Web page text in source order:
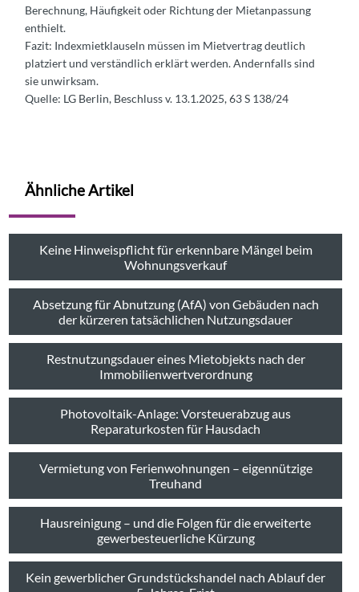
Berechnung, Häufigkeit oder Richtung der Mietanpassung
enthielt.
Fazit: Indexmietklauseln müssen im Mietvertrag deutlich
platziert und verständlich erklärt werden. Andernfalls sind
sie unwirksam.
Quelle: LG Berlin, Beschluss v. 13.1.2025, 63 S 138/24
Ähnliche Artikel
Keine Hinweispflicht für erkennbare Mängel beim
Wohnungsverkauf
Absetzung für Abnutzung (AfA) von Gebäuden nach
der kürzeren tatsächlichen Nutzungsdauer
Restnutzungsdauer eines Mietobjekts nach der
Immobilienwertverordnung
Photovoltaik-Anlage: Vorsteuerabzug aus
Reparaturkosten für Hausdach
Vermietung von Ferienwohnungen – eigennützige
Treuhand
Hausreinigung – und die Folgen für die erweiterte
gewerbesteuerliche Kürzung
Kein gewerblicher Grundstückshandel nach Ablauf der